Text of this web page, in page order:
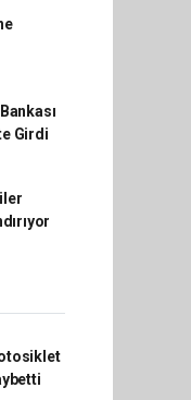
Girdi